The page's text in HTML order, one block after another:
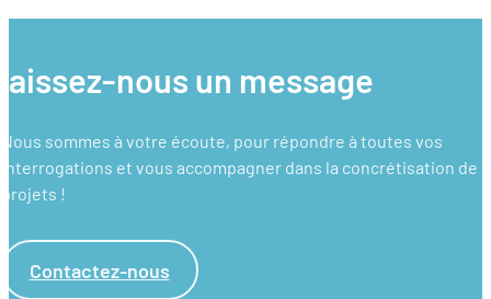
laissez-nous un message
Nous sommes à votre écoute, pour répondre à toutes vos
interrogations et vous accompagner dans la concrétisation de
projets !
Contactez-nous